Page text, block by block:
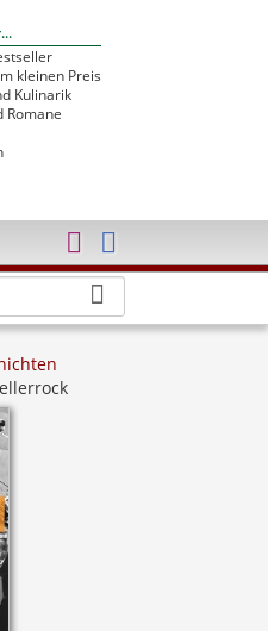
kleinen Preis
Kulinarik
Romane